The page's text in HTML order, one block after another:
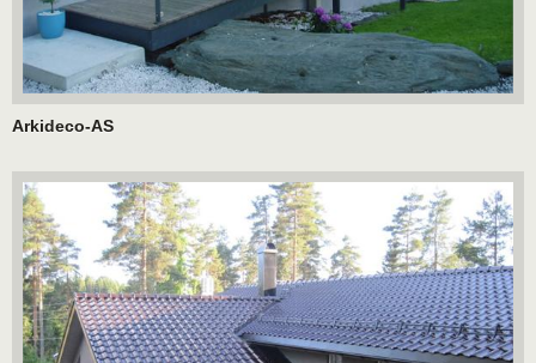
Arkideco-AS